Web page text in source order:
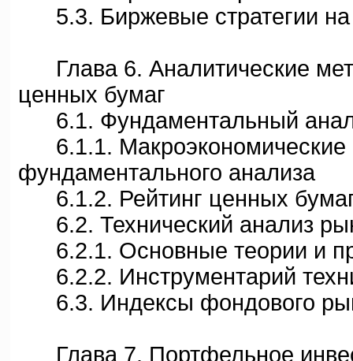
5.3. Биржевые стратегии на
Глава 6. Аналитические
ценных бумаг
6.1. Фундаментальный
6.1.1. Макроэкономические
фундаментального анализа
6.1.2. Рейтинг ценных
6.2. Технический анализ
6.2.1. Основные теории и
6.2.2. Инструментарий
6.3. Индексы фондового
Глава 7. Портфельное